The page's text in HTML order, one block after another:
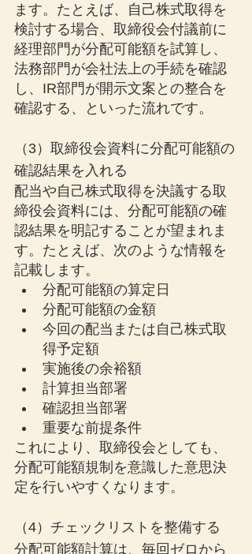
ます。たとえば、自己株式取得を
検討する場合、取締役会付議前に
経理部門が分配可能額を試算し、
法務部門が会社法上の手続を確認
し、IR部門が開示文案との整合を
確認する、といった流れです。
（3）取締役会資料に分配可能額の
確認結果を入れる
配当や自己株式取得を決議する取
締役会資料には、分配可能額の確
認結果を明記することが望まれま
す。たとえば、次のような情報を
記載します。
分配可能額の算定日
分配可能額の金額
今回の配当または自己株式取
得予定額
実施後の余裕額
計算担当部署
確認担当部署
重要な前提条件
これにより、取締役会としても、
分配可能額規制を意識した意思決
定を行いやすくなります。
（4）チェックリストを整備する
分配可能額計算は、毎回ゼロから